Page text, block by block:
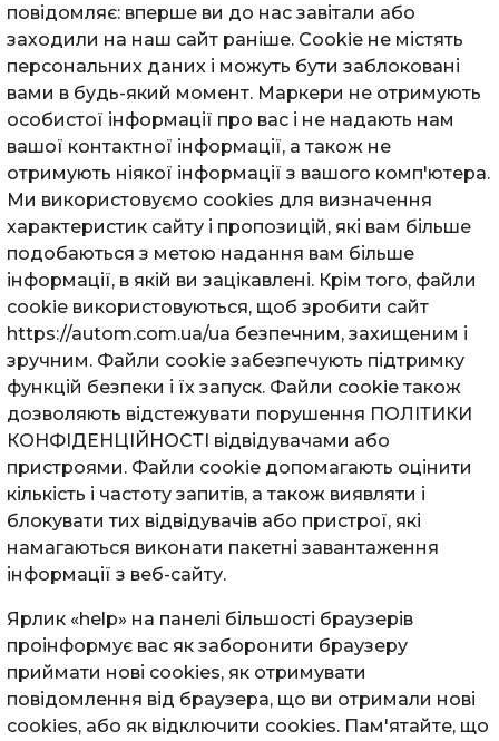
повідомляє: вперше ви до нас завітали або
заходили на наш сайт раніше. Cookie не містять
персональних даних і можуть бути заблоковані
вами в будь-який момент. Маркери не отримують
особистої інформації про вас і не надають нам
вашої контактної інформації, а також не
отримують ніякої інформації з вашого комп'ютера.
Ми використовуємо cookies для визначення
характеристик сайту і пропозицій, які вам більше
подобаються з метою надання вам більше
інформації, в якій ви зацікавлені. Крім того, файли
cookie використовуються, щоб зробити сайт
https://autom.com.ua/ua безпечним, захищеним і
зручним. Файли cookie забезпечують підтримку
функцій безпеки і їх запуск. Файли cookie також
дозволяють відстежувати порушення ПОЛІТИКИ
КОНФІДЕНЦІЙНОСТІ відвідувачами або
пристроями. Файли cookie допомагають оцінити
кількість і частоту запитів, а також виявляти і
блокувати тих відвідувачів або пристрої, які
намагаються виконати пакетні завантаження
інформації з веб-сайту.
Ярлик «help» на панелі більшості браузерів
проінформує вас як заборонити браузеру
приймати нові cookies, як отримувати
повідомлення від браузера, що ви отримали нові
cookies, або як відключити cookies. Пам'ятайте, що